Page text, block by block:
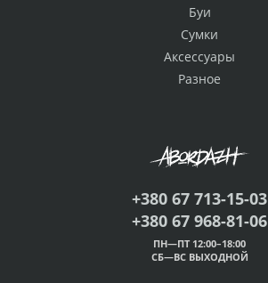
Буи
Сумки
Аксессуары
Разное
+380 67 713-15-03
+380 67 968-81-06
ПН—ПТ 12:00–18:00
СБ—ВС ВЫХОДНОЙ